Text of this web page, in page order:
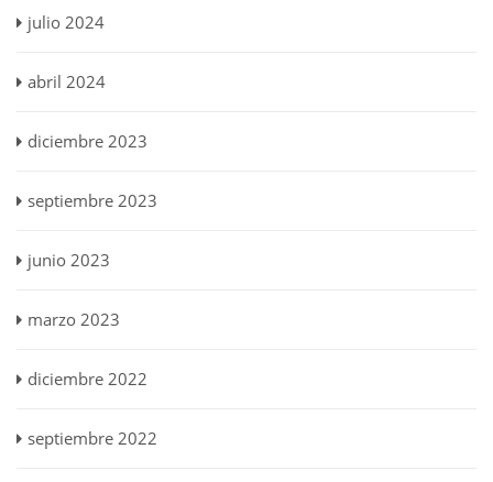
julio 2024
abril 2024
diciembre 2023
septiembre 2023
junio 2023
marzo 2023
diciembre 2022
septiembre 2022